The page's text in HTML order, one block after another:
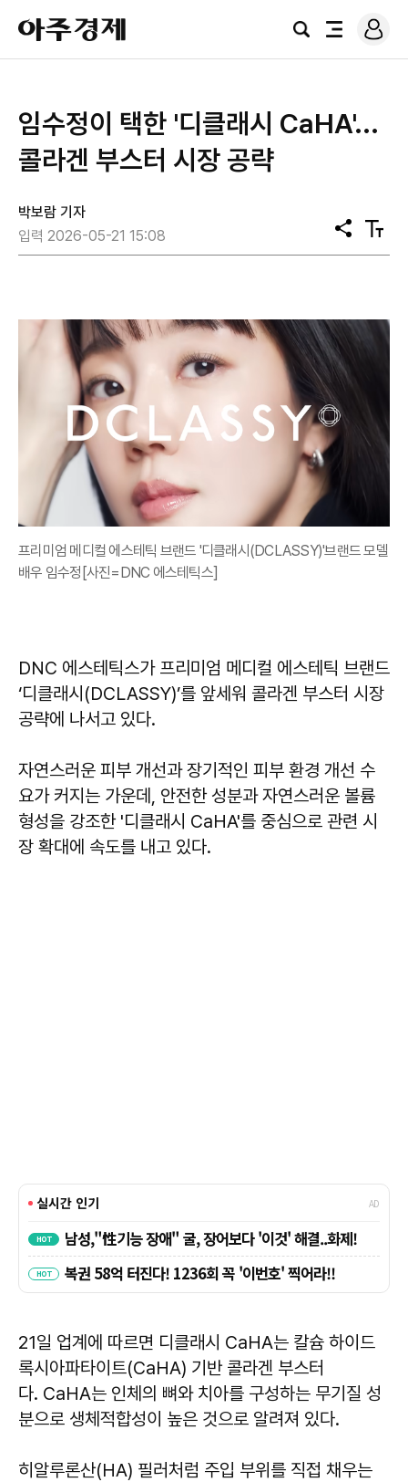
아
주
경
검
전
로
그
임수정이 택한 '디클래시 CaHA'...
콜라겐 부스터 시장 공략
박보람 기자
입력 2026-05-21 15:08
공
유
텍
스
프리미엄 메디컬 에스테틱 브랜드 '디클래시(DCLASSY)'브랜드 모델
배우 임수정[사진=DNC 에스테틱스]
DNC 에스테틱스가 프리미엄 메디컬 에스테틱 브랜드
‘디클래시(DCLASSY)’를 앞세워 콜라겐 부스터 시장
공략에 나서고 있다.
자연스러운 피부 개선과 장기적인 피부 환경 개선 수
요가 커지는 가운데, 안전한 성분과 자연스러운 볼륨
형성을 강조한 '디클래시 CaHA'를 중심으로 관련 시
장 확대에 속도를 내고 있다.
21일 업계에 따르면 디클래시 CaHA는 칼슘 하이드
록시아파타이트(CaHA) 기반 콜라겐 부스터
다. CaHA는 인체의 뼈와 치아를 구성하는 무기질 성
분으로 생체적합성이 높은 것으로 알려져 있다.
히알루론산(HA) 필러처럼 주입 부위를 직접 채우는